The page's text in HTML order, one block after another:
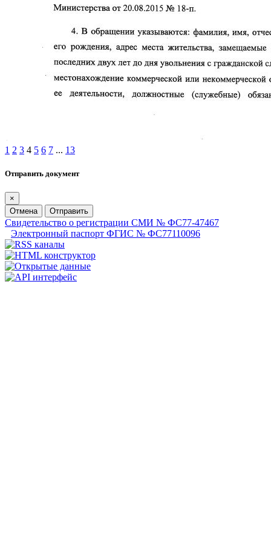
1 2 3 4 5 6 7 ... 13
Отправить документ
×
Отмена
Отправить
Свидетельство о регистрации СМИ № ФС77-47467
Электронный паспорт ФГИС № ФС77110096